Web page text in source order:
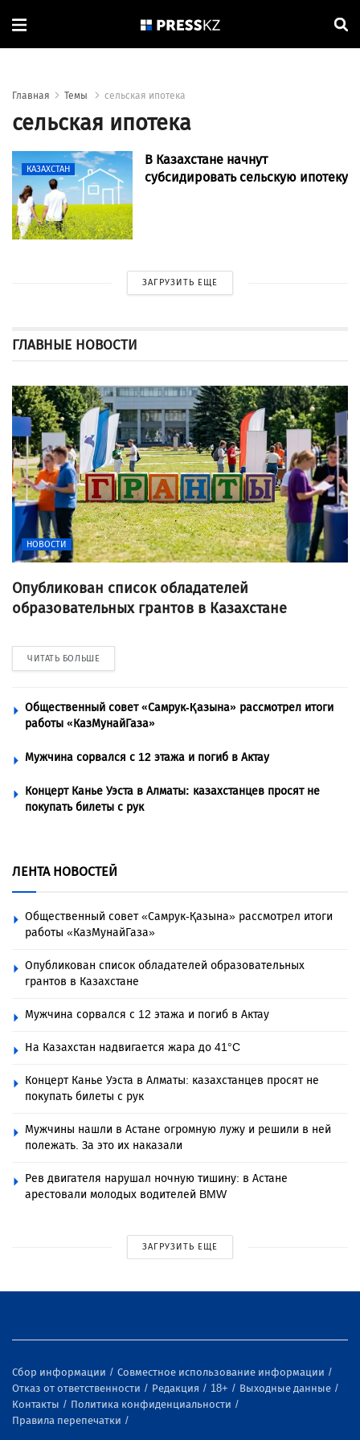
Главная Темы сельская ипотека
сельская ипотека
КАЗАХСТАН
В Казахстане начнут
субсидировать сельскую ипотеку
ЗАГРУЗИТЬ ЕЩЕ
ГЛАВНЫЕ НОВОСТИ
НОВОСТИ
Опубликован список обладателей
образовательных грантов в Казахстане
ЧИТАТЬ БОЛЬШЕ
Общественный совет «Самрук-Қазына» рассмотрел итоги
работы «КазМунайГаза»
Мужчина сорвался с 12 этажа и погиб в Актау
Концерт Канье Уэста в Алматы: казахстанцев просят не
покупать билеты с рук
ЛЕНТА НОВОСТЕЙ
Общественный совет «Самрук-Қазына» рассмотрел итоги
работы «КазМунайГаза»
Опубликован список обладателей образовательных
грантов в Казахстане
Мужчина сорвался с 12 этажа и погиб в Актау
На Казахстан надвигается жара до 41°C
Концерт Канье Уэста в Алматы: казахстанцев просят не
покупать билеты с рук
Мужчины нашли в Астане огромную лужу и решили в ней
полежать. За это их наказали
Рев двигателя нарушал ночную тишину: в Астане
арестовали молодых водителей BMW
ЗАГРУЗИТЬ ЕЩЕ
Сбор информации
Совместное использование информации
Отказ от ответственности
Редакция 18+
Выходные данные
Контакты
Политика конфиденциальности
Правила перепечатки